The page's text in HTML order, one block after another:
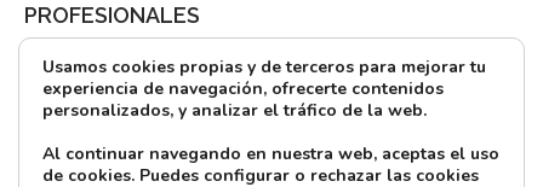
PROFESIONALES
¿Quieres alquilar?
Prensa
Directorio
CONTACTO
Usamos cookies propias y de terceros para mejorar tu
experiencia de navegación, ofrecerte contenidos
personalizados, y analizar el tráfico de la web.
Al continuar navegando en nuestra web, aceptas el uso
de cookies. Puedes configurar o rechazar las cookies